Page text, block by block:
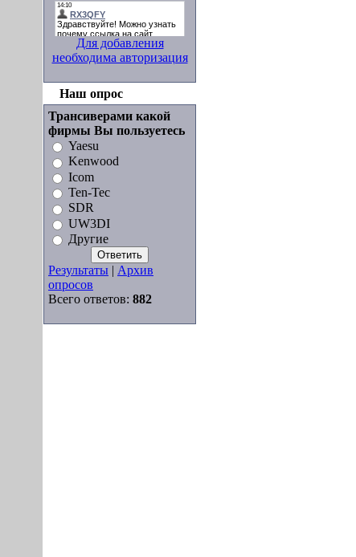
Для добавления
необходима авторизация
Наш опрос
Трансиверами какой
фирмы Вы пользуетесь
Yaesu
Kenwood
Icom
Ten-Tec
SDR
UW3DI
Другие
Результаты | Архив
опросов
Всего ответов: 882